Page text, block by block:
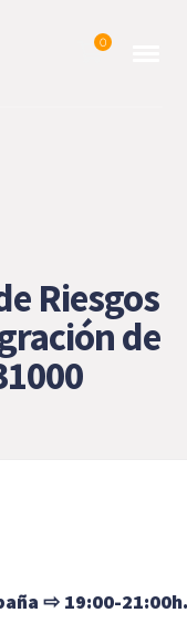
0
Riesgos
de
⇨ 19:00-21:00h.